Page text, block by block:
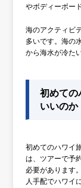
やボディーボー
海のアクティビ
多いです。海の
から海水が冷た
初めての
いいのか
初めてのハワイ
は、ツアーで予
必要があります
人手配でハワイ